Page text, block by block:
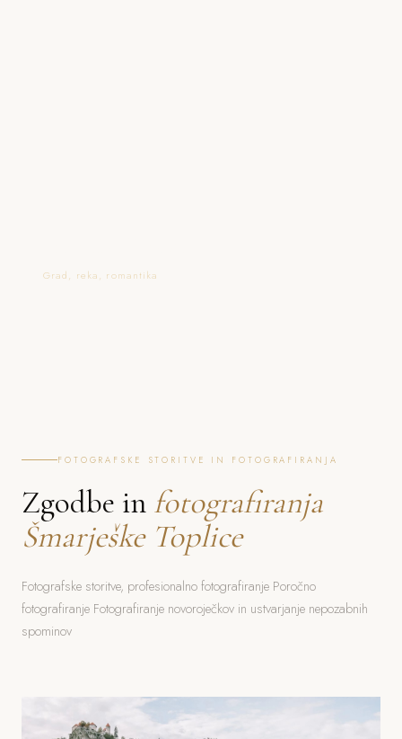
Grad, reka, romantika
FOTOGRAFSKE STORITVE IN FOTOGRAFIRANJA
Zgodbe in fotografiranja
Šmarješke Toplice
Fotografske storitve, profesionalno fotografiranje Poročno
fotografiranje Fotografiranje novoroječkov in ustvarjanje nepozabnih
spominov